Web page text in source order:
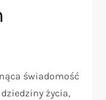
świadomość
życia,